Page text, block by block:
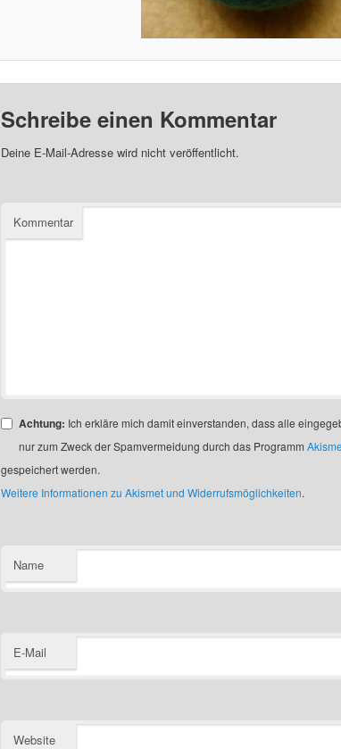
Schreibe einen Kommentar
Deine E-Mail-Adresse wird nicht veröffentlicht.
Kommentar
Achtung: Ich erkläre mich damit einverstanden, dass alle
nur zum Zweck der Spamvermeidung durch das Programm
gespeichert werden.
Weitere Informationen zu Akismet und Widerrufsmöglichkeiten.
Name
E-Mail
Website